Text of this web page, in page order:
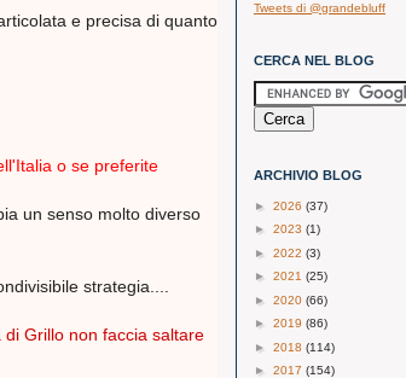
e precisa di quanto
o se preferite
un senso molto diverso
strategia....
Grillo non faccia saltare
Tweets di @grandebluff
CERCA NEL BLOG
ARCHIVIO BLOG
► 2026 (37)
► 2023 (1)
► 2022 (3)
► 2021 (25)
► 2020 (66)
► 2019 (86)
► 2018 (114)
► 2017 (154)